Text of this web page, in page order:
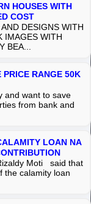
HOUSES WITH
COST
DESIGNS WITH
IMAGES WITH
BEA...
RANGE 50K
and want to save
from bank and
LOAN NA
Moti said that
the calamity loan